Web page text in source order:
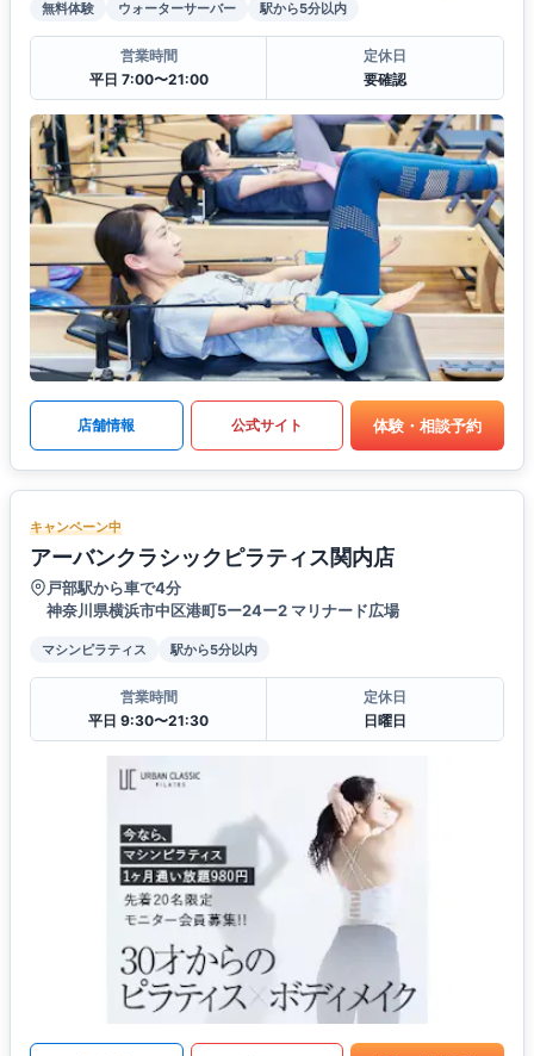
無料体験
ウォーターサーバー 駅から5分以内
営業時間
平日 7:00〜21:00
定休日
要確認
店舗情報 公式サイト 体験・相談予約
キャンペーン中
アーバンクラシックピラティス関内店
戸部駅から車で4分
神奈川県横浜市中区港町5ー24ー2 マリナード広場
マシンピラティス 駅から5分以内
営業時間
平日 9:30〜21:30
定休日
日曜日